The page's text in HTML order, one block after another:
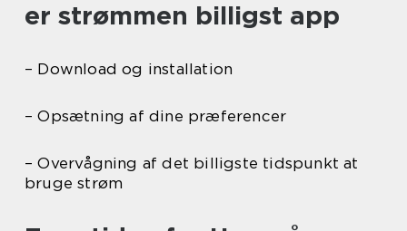
er strømmen billigst app
– Download og installation
– Opsætning af dine præferencer
– Overvågning af det billigste tidspunkt at
bruge strøm